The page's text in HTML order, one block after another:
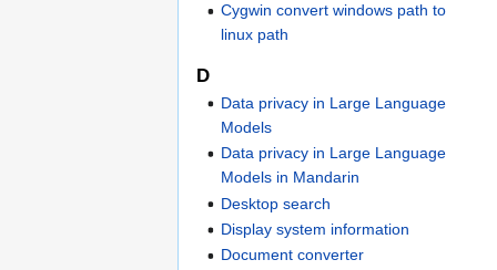
Cygwin convert windows path to
linux path
D
Data privacy in Large Language
Models
Data privacy in Large Language
Models in Mandarin
Desktop search
Display system information
Document converter